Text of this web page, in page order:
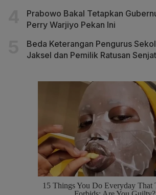
Prabowo Bakal Tetapkan
Perry Warjiyo Pekan Ini
Beda Keterangan Pengurus
Jaksel dan Pemilik Ratusan